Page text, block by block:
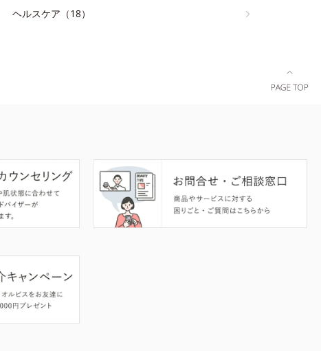
ヘルスケア（18）